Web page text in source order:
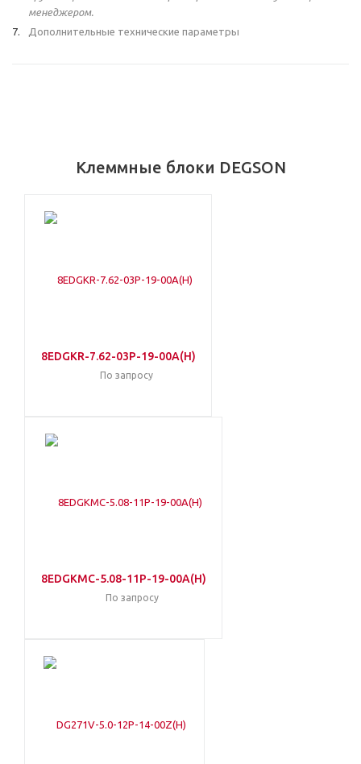
менеджером.
Дополнительные технические параметры
Клеммные блоки DEGSON
8EDGKR-7.62-03P-19-00A(H)
По запросу
8EDGKMC-5.08-11P-19-00A(H)
По запросу